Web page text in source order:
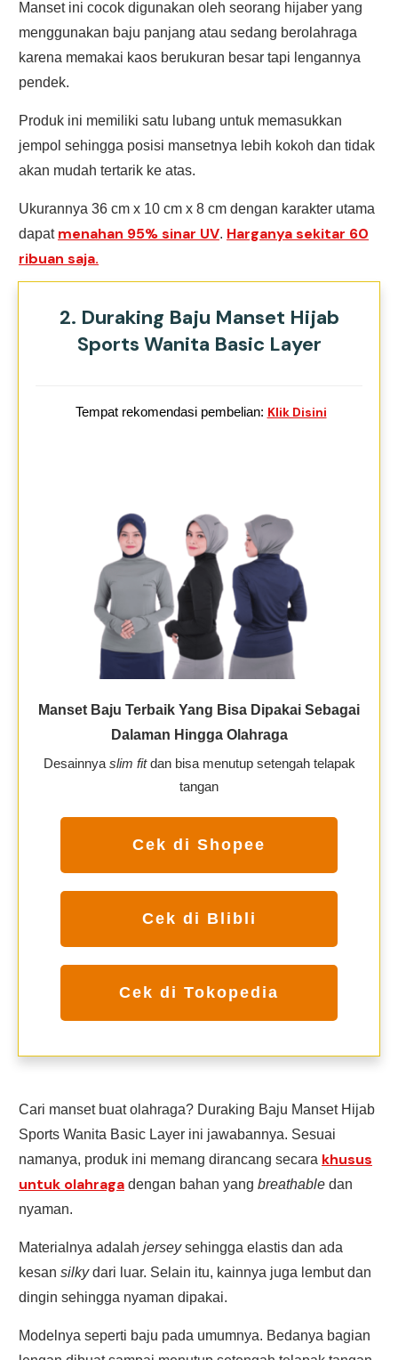
Manset ini cocok digunakan oleh seorang hijaber yang
menggunakan baju panjang atau sedang berolahraga
karena memakai kaos berukuran besar tapi lengannya
pendek.
Produk ini memiliki satu lubang untuk memasukkan
jempol sehingga posisi mansetnya lebih kokoh dan tidak
akan mudah tertarik ke atas.
Ukurannya 36 cm x 10 cm x 8 cm dengan karakter utama
dapat menahan 95% sinar UV. Harganya sekitar 60
ribuan saja.
2. Duraking Baju Manset Hijab
Sports Wanita Basic Layer
Tempat rekomendasi pembelian: Klik Disini
Manset Baju Terbaik Yang Bisa Dipakai Sebagai
Dalaman Hingga Olahraga
Desainnya slim fitdan bisa menutup setengah telapak
tangan
Cek di Shopee
Cek di Blibli
Cek di Tokopedia
Cari manset buat olahraga? Duraking Baju Manset Hijab
Sports Wanita Basic Layer ini jawabannya. Sesuai
namanya, produk ini memang dirancang secara khusus
untuk olahraga dengan bahan yang breathable dan
nyaman.
Materialnya adalah jerseysehingga elastis dan ada
kesan silkydari luar. Selain itu, kainnya juga lembut dan
dingin sehingga nyaman dipakai.
Modelnya seperti baju pada umumnya. Bedanya bagian